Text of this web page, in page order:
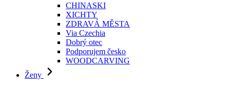
CHINASKI
XICHTY
ZDRAVÁ MĚSTA
Via Czechia
Dobrý otec
Podporujem česko
WOODCARVING
Ženy